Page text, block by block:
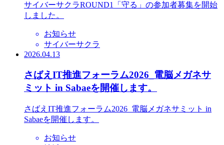
サイバーサクラROUND1「守る」の参加者募集を開始
しました。
お知らせ
サイバーサクラ
2026.04.13
さばえIT推進フォーラム2026_電脳メガネサ
ミット in Sabaeを開催します。
さばえIT推進フォーラム2026_電脳メガネサミット in
Sabaeを開催します。
お知らせ